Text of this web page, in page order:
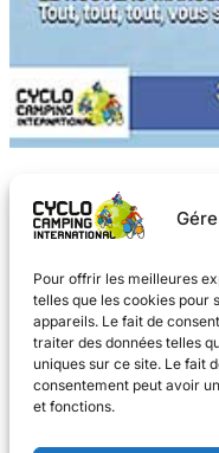
Pour offrir les meilleures
telles que les cookies pour
appareils. Le fait de
traiter des données telles
uniques sur ce site. Le fait
consentement peut avoir
et fonctions.